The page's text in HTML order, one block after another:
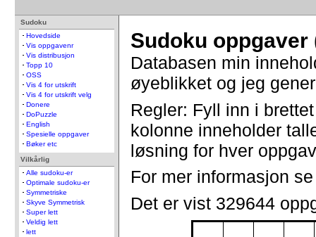
Sudoku
Hovedside
Vis oppgavenr
Vis distribusjon
Topp 10
OSS
Vis 4 for utskrift
Vis 4 for utskrift velg
Donere
DoPuzzle
English
Spesielle oppgaver
Bøker etc
Vilkårlig
Alle sudoku-er
Optimale sudoku-er
Symmetriske
Skyve Symmetrisk
Super lett
Veldig lett
lett
Sudoku oppgaver
Databasen min
øyeblikket og jeg
Regler: Fyll inn i
kolonne inneholder
løsning for hver
For mer informasjon
Det er vist 329644